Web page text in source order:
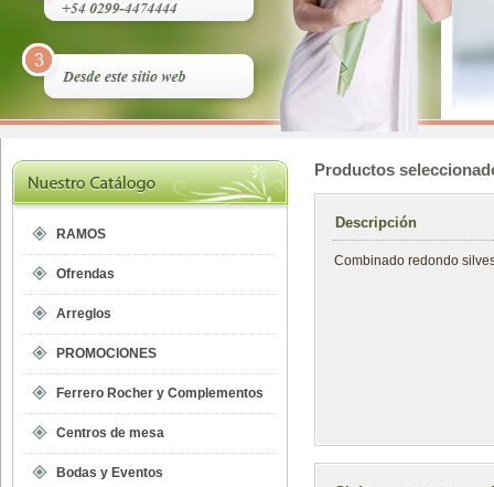
RAMOS
Ofrendas
Arreglos
PROMOCIONES
Ferrero Rocher y Complementos
Centros de mesa
Bodas y Eventos
Productos
Descripción
Combinado redondo